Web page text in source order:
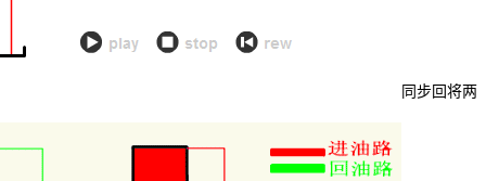
同步回将两